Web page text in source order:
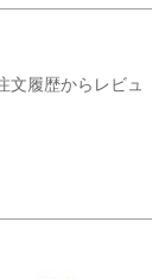
文履歴からレビュ